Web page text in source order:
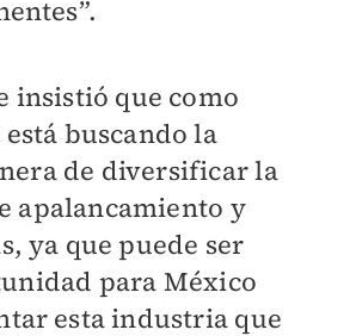
insistió que como
buscando la
de diversificar la
apalancamiento y
ya que puede ser
para México
esta industria que